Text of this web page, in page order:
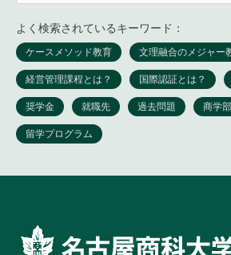
よく検索されているキーワード：